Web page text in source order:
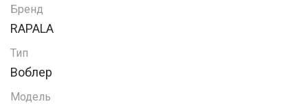
Бренд
RAPALA
Тип
Воблер
Модель